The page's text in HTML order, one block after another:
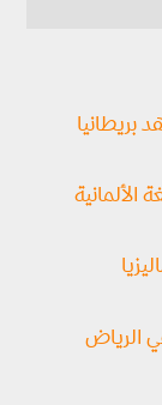
الألمانية
الرياض